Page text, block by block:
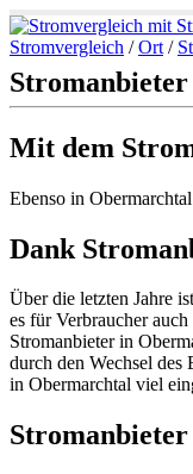
Stromvergleich /Ort /
Mit dem
Ebenso in
Dank
Über die letzten Jahre
es für Verbraucher
Stromanbieter in
durch den Wechsel des
in Obermarchtal viel